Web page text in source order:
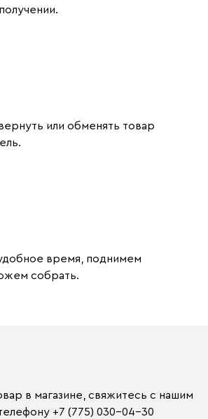
или обменять товар
время, поднимем
собрать.
в магазине, свяжитесь с нашим
+7 (775) 030-04-30